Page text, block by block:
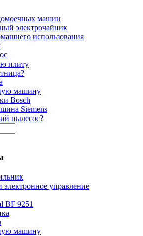
машин
электрочайник
использования
плиту
машину
Bosch
Siemens
пылесос?
управление
BF 9251
машину